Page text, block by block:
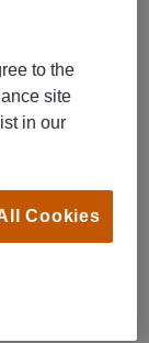
fellesoppgaver
to the
site
in our
Cookies